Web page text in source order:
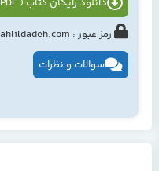
دانلود رایگان کتاب ( PDF )
رمز عبور : tahlildadeh.com یا www.tahlildadeh.com
سوالات و نظرات